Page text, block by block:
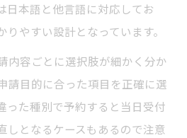
日本語と他言語に対応してお
やすい設計となっています。
内容ごとに選択肢が細かく分か
請目的に合った項目を正確に選
った種別で予約すると当日受付
しとなるケースもあるので注意